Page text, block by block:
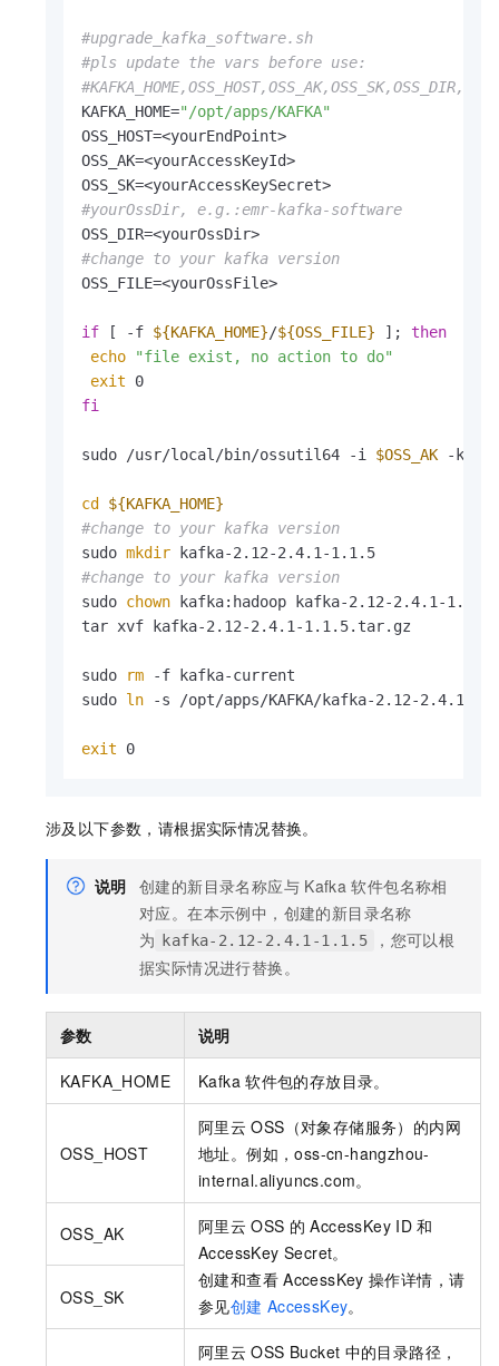
#upgrade_kafka_software.sh
#pls update the vars before use:
KAFKA_HOME="/opt/apps/KAFKA"
OSS_HOST=<yourEndPoint>
OSS_AK=<yourAccessKeyId>
#yourOssDir, e.g.:emr-kafka-software
#change to your kafka version
OSS_FILE=<yourOssFile>
if [ -f ${KAFKA_HOME}/${OSS_FILE} ]; then
echo
"file exist, no action to do"
exit
fi
sudo /usr/local/bin/ossutil64 -i $OSS_AK -k
cd
${KAFKA_HOME}
#change to your kafka version
sudo mkdir
#change to your kafka version
sudo chown kafka:hadoop kafka-2.12-2.4.1-1.1.5
tar xvf kafka-2.12-2.4.1-1.1.5.tar.gz
sudo rm -f kafka-current
sudo ln -s /opt/apps/KAFKA/kafka-2.12-2.4.1-
exit 0
涉及以下参数，请根据实际情况替换。
说明 创建的新目录名称应与 Kafka 软件包名称相
对应。在本示例中，创建的新目录名称
为
kafka-2.12-2.4.1-1.1.5
，您可以根
据实际情况进行替换。
参数 说明
KAFKA_HOME Kafka 软件包的存放目录。
OSS_HOST
阿里云 OSS（对象存储服务）的内网
地址。例如，oss-cn-hangzhou-
internal.aliyuncs.com。
OSS_AK 阿里云 OSS 的 AccessKey ID 和
AccessKey Secret。
创建和查看 AccessKey 操作详情，请
参见创建 AccessKey。
OSS_SK
阿里云 OSS Bucket 中的目录路径，